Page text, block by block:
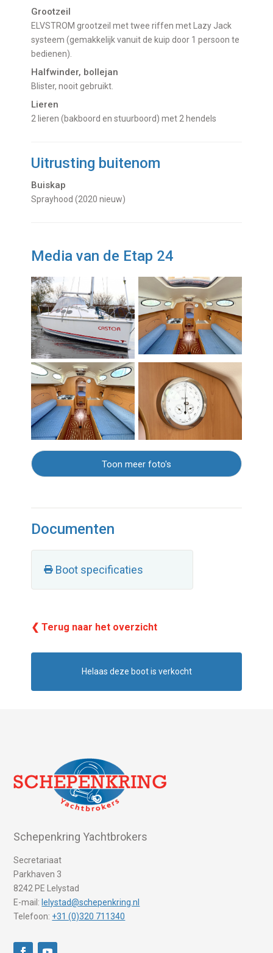
Grootzeil
ELVSTROM grootzeil met twee riffen met Lazy Jack
systeem (gemakkelijk vanuit de kuip door 1 persoon te
bedienen).
Halfwinder, bollejan
Blister, nooit gebruikt.
Lieren
2 lieren (bakboord en stuurboord) met 2 hendels
Uitrusting buitenom
Buiskap
Sprayhood (2020 nieuw)
Media van de Etap 24
Toon meer foto's
Documenten
Boot specificaties
❮ Terug naar het overzicht
Helaas deze boot is verkocht
Schepenkring Yachtbrokers
Secretariaat
Parkhaven 3
8242 PE Lelystad
E-mail: lelystad@schepenkring.nl
Telefoon: +31 (0)320 711340